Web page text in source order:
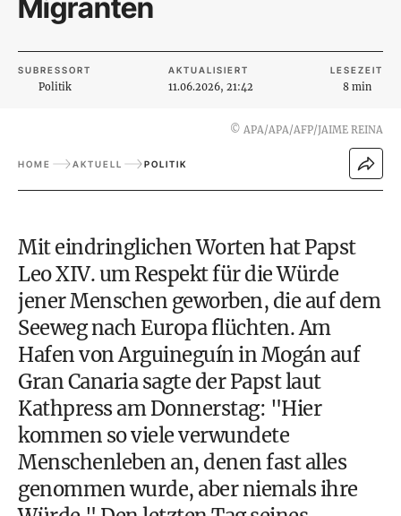
Migranten
SUBRESSORT
Politik
AKTUALISIERT
11.06.2026, 21:42
LESEZEIT
8 min
© APA/APA/AFP/JAIME REINA
HOME AKTUELL POLITIK
Mit eindringlichen Worten hat Papst
Leo XIV. um Respekt für die Würde
jener Menschen geworben, die auf dem
Seeweg nach Europa flüchten. Am
Hafen von Arguineguín in Mogán auf
Gran Canaria sagte der Papst laut
Kathpress am Donnerstag: "Hier
kommen so viele verwundete
Menschenleben an, denen fast alles
genommen wurde, aber niemals ihre